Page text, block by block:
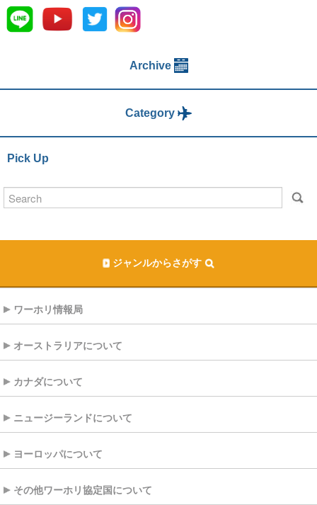
Archive
Category
Pick Up
ジャンルからさがす
ワーホリ情報局
オーストラリアについて
カナダについて
ニュージーランドについて
ヨーロッパについて
その他ワーホリ協定国について